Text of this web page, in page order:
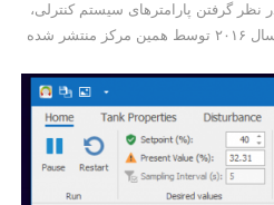
گرفتن پارامترهای سیستم کنترلی،
که در سال ۲۰۱۶ توسط همین مرکز منتشر شده